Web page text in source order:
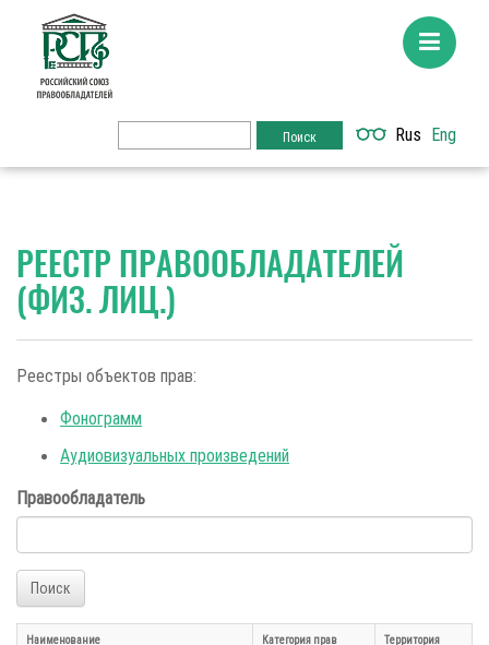
Rus Eng
РЕЕСТР ПРАВООБЛАДАТЕЛЕЙ
(ФИЗ. ЛИЦ.)
Реестры объектов прав:
Фонограмм
Аудиовизуальных произведений
Правообладатель
Поиск
Наименование Категория прав Территория